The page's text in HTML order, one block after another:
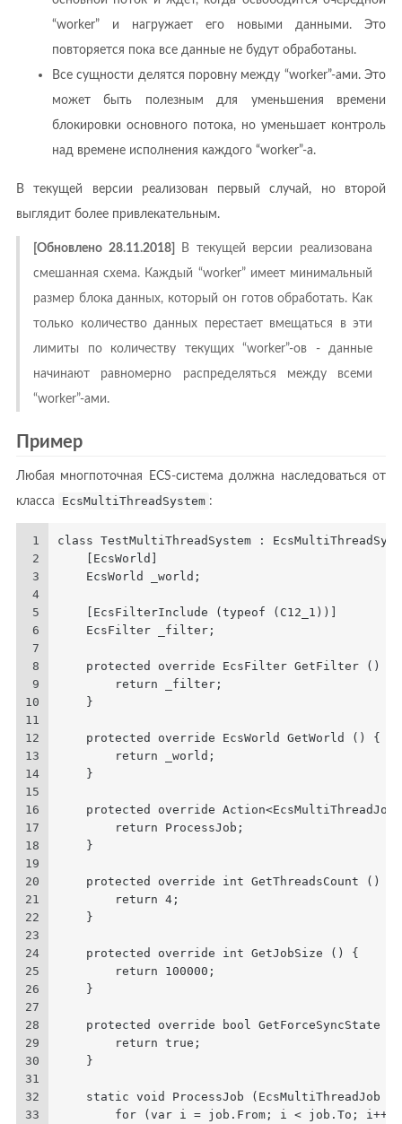
“worker” и нагружает его новыми данными. Это
повторяется пока все данные не будут обработаны.
Все сущности делятся поровну между “worker”-ами. Это
может быть полезным для уменьшения времени
блокировки основного потока, но уменьшает контроль
над времене исполнения каждого “worker”-а.
В текущей версии реализован первый случай, но второй
выглядит более привлекательным.
[Обновлено 28.11.2018]
В текущей версии реализована
смешанная схема. Каждый “worker” имеет минимальный
размер блока данных, который он готов обработать. Как
только количество данных перестает вмещаться в эти
лимиты по количеству текущих “worker”-ов - данные
начинают равномерно распределяться между всеми
“worker”-ами.
Пример
Любая многпоточная ECS-система должна наследоваться от
класса
EcsMultiThreadSystem :
1
2
3
4
5
6
7
8
9
10
11
12
13
14
15
16
17
18
19
20
21
22
23
24
25
26
27
28
29
30
31
32
33
class TestMultiThreadSystem :
    [EcsWorld]
    EcsWorld _world;
    [EcsFilterInclude (typeof (C12_1))]
    EcsFilter _filter;
    protected override EcsFilter GetFilter () {
        return _filter;
    }
    protected override EcsWorld GetWorld () {
        return _world;
    }
protected override
        return ProcessJob;
    }
    protected override int GetThreadsCount () {
        return 4;
    }
    protected override int GetJobSize () {
        return 100000;
    }
protected override bool GetForceSyncState
        return true;
    }
static void ProcessJob (EcsMultiThreadJob
for (var i = job.From; i < job.To; i++)